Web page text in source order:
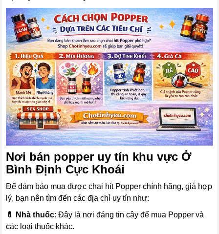
Nơi bán popper uy tín khu vực Ở
Bình Định Cực Khoái
Để đảm bảo mua được chai hít Popper chính hãng, giá hợp
lý, bạn nên tìm đến các địa chỉ uy tín như:
💊 Nhà thuốc: Đây là nơi đáng tin cậy để mua Popper và
các loại thuốc khác.